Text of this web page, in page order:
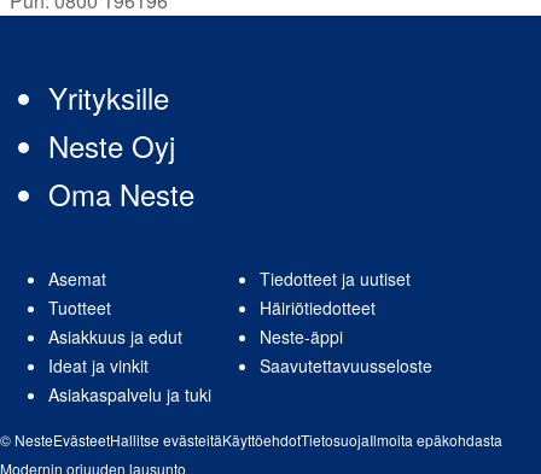
Yrityksille
Neste Oyj
Oma Neste
Asemat
Tuotteet
Asiakkuus ja edut
Ideat ja vinkit
Asiakaspalvelu ja tuki
Tiedotteet ja uutiset
Häiriötiedotteet
Neste-äppi
Saavutettavuusseloste
© NesteEvästeetHallitse evästeitäKäyttöehdotTietosuojaIlmoita epäkohdasta
Modernin orjuuden lausunto